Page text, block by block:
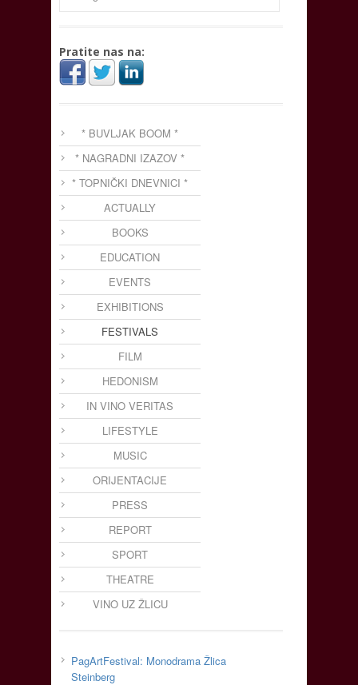
Pratite nas na:
* BUVLJAK BOOM *
* NAGRADNI IZAZOV *
* TOPNIČKI DNEVNICI *
ACTUALLY
BOOKS
EDUCATION
EVENTS
EXHIBITIONS
FESTIVALS
FILM
HEDONISM
IN VINO VERITAS
LIFESTYLE
MUSIC
ORIJENTACIJE
PRESS
REPORT
SPORT
THEATRE
VINO UZ ŽLICU
PagArtFestival: Monodrama Žlica
Steinberg